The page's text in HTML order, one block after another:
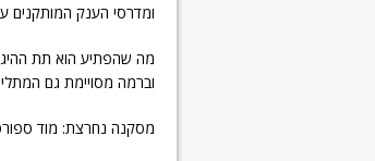
ומדרסי הענק המותקנים
מה שהפתיע הוא תת
וברמה מסויימת גם
מסקנה נחרצת: מוד